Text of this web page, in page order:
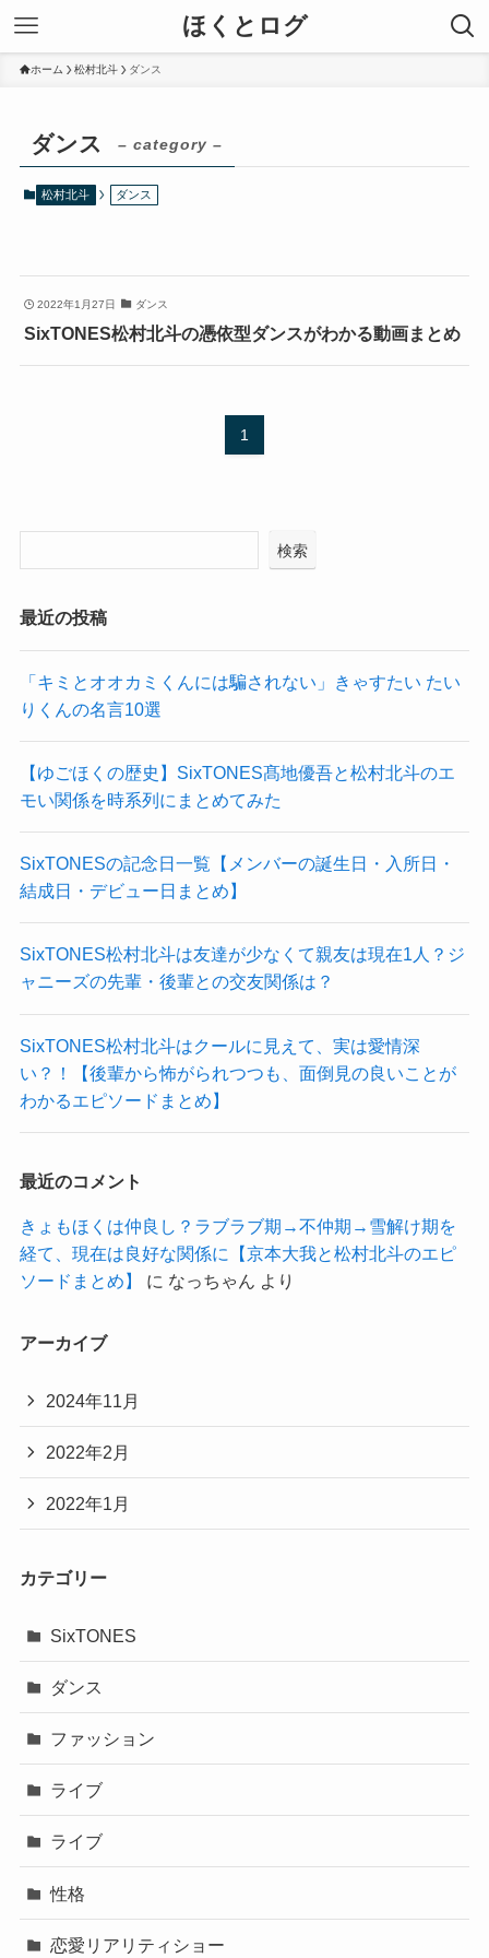
ほくとログ
ホーム 松村北斗 ダンス
ダンス – category –
松村北斗 ダンス
2022年1月27日 ダンス
SixTONES松村北斗の憑依型ダンスがわかる動画まとめ
1
検索
最近の投稿
「キミとオオカミくんには騙されない」きゃすたい たい
りくんの名言10選
【ゆごほくの歴史】SixTONES髙地優吾と松村北斗のエ
モい関係を時系列にまとめてみた
SixTONESの記念日一覧【メンバーの誕生日・入所日・
結成日・デビュー日まとめ】
SixTONES松村北斗は友達が少なくて親友は現在1人？ジ
ャニーズの先輩・後輩との交友関係は？
SixTONES松村北斗はクールに見えて、実は愛情深
い？！【後輩から怖がられつつも、面倒見の良いことが
わかるエピソードまとめ】
最近のコメント
きょもほくは仲良し？ラブラブ期→不仲期→雪解け期を
経て、現在は良好な関係に【京本大我と松村北斗のエピ
ソードまとめ】
に なっちゃん より
アーカイブ
2024年11月
2022年2月
2022年1月
カテゴリー
SixTONES
ダンス
ファッション
ライブ
ライブ
性格
恋愛リアリティショー